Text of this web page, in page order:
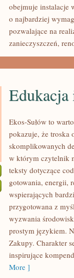
obejmuje instalacje
o najbardziej
pozwalające na
zanieczyszczeń,
EDUKACJA
STYL
ŻYCIA
Ekos-Sułów to
pokazuje, że troska
skomplikowanych
w którym czytelnik
teksty dotyczące
gotowania, energii,
wspierających
przygotowana z
wyzwania
prostym językiem.
Zakupy. Charakter
inspirujące
More ]